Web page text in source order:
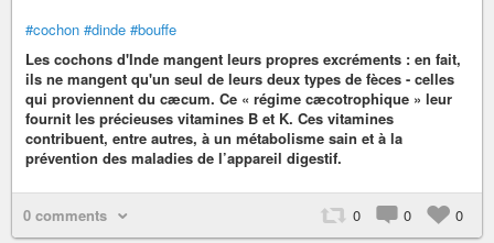
#cochon #dinde #bouffe
Les cochons d'Inde mangent leurs propres excréments : en fait,
ils ne mangent qu'un seul de leurs deux types de fèces - celles
qui proviennent du cæcum. Ce « régime cæcotrophique » leur
fournit les précieuses vitamines B et K. Ces vitamines
contribuent, entre autres, à un métabolisme sain et à la
prévention des maladies de l’appareil digestif.
0 comments 0 0
0